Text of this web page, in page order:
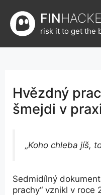
obsah
FIN
risk it to get the
Hvězdný
šmejdi v
„Koho chleba jíš,
Sedmidílný
prachy“ vznikl v roce